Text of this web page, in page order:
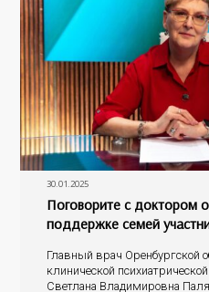
30.01.2025
Поговорите с доктором
поддержке семей
Главный врач Оренбургской
клинической
Светлана Владимировна